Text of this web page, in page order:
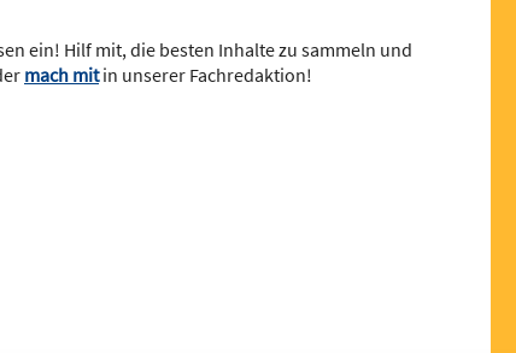
ein! Hilf mit, die besten Inhalte zu sammeln und
mach mitin unserer Fachredaktion!